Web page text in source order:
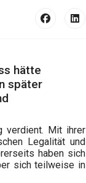
hätte
später
verdient. Mit ihrer
Legalität und
haben sich
sich teilweise in